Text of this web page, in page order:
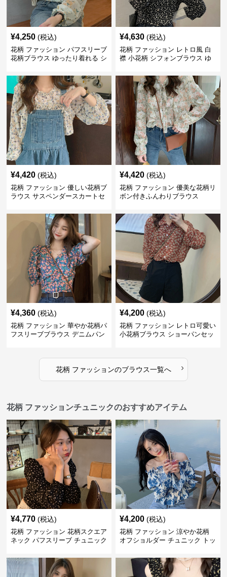
¥4,250 (税込)
花柄 ファッション パフスリーブ
花柄ブラウス ゆったり着れる シ
¥4,630 (税込)
花柄 ファッション レトロ風 白
襟 小花柄 シフォンブラウス ゆ
¥4,420 (税込)
花柄 ファッション 優しい花柄ブ
ラウス サスペンダースカートセ
¥4,420 (税込)
花柄 ファッション 優美な花柄リ
ボン付きふんわりブラウス
¥4,360 (税込)
花柄 ファッション 華やか花柄パ
フスリーブブラウス デニムパン
¥4,200 (税込)
花柄 ファッション レトロ可愛い
小花柄ブラウス ショーパンセッ
花柄 ファッションのブラウス一覧へ ›
花柄 ファッションチュニックのおすすめアイテム
¥4,770 (税込)
花柄 ファッション 花柄スクエア
ネック パフスリーブ チュニック
¥4,200 (税込)
花柄 ファッション 涼やか花柄
オフショルダー チュニック トッ